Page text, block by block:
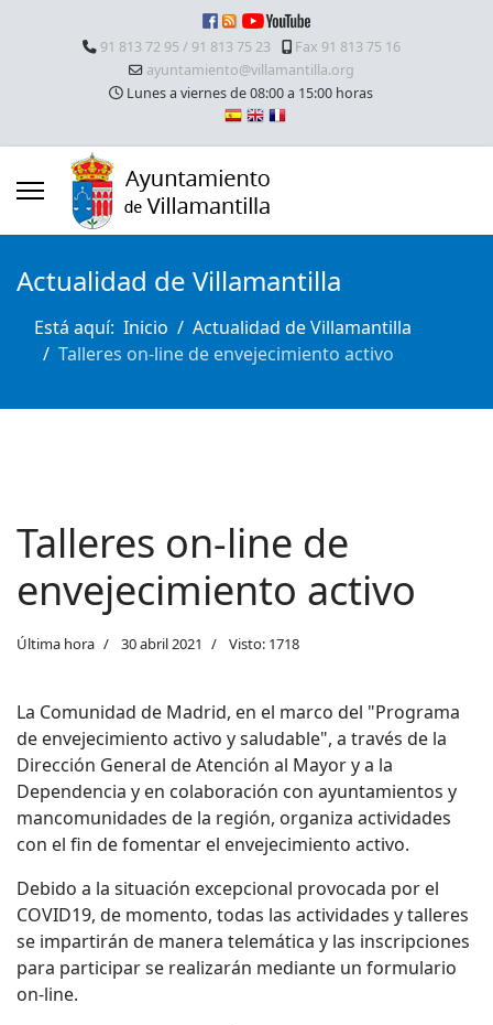
91 813 72 95 / 91 813 75 23
Fax 91 813 75 16
ayuntamiento@villamantilla.org
Lunes a viernes de 08:00 a 15:00 horas
Actualidad de Villamantilla
Está aquí: Inicio
Actualidad de Villamantilla
Talleres on-line de envejecimiento activo
Talleres on-line de
envejecimiento activo
Última hora 30 abril 2021 Visto: 1718
La Comunidad de Madrid, en el marco del "Programa
de envejecimiento activo y saludable", a través de la
Dirección General de Atención al Mayor y a la
Dependencia y en colaboración con ayuntamientos y
mancomunidades de la región, organiza actividades
con el fin de fomentar el envejecimiento activo.
Debido a la situación excepcional provocada por el
COVID19, de momento, todas las actividades y talleres
se impartirán de manera telemática y las inscripciones
para participar se realizarán mediante un formulario
on-line.